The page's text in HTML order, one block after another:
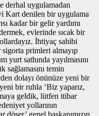
derhal uygulamadan
Kart denilen bir uygulama
kadar bir gelir yardımı
evlerinde sıcak bir
İhtiyaç sahibi
sigorta primleri almayıp
yurt sathında yayılmasını
sağlamasını temin
dolayı önünüze yeni bir
bir ruhla ‘Biz yaparız,
geldik, lütfen itibar
yollarının
döşer’ genel başkanımızın